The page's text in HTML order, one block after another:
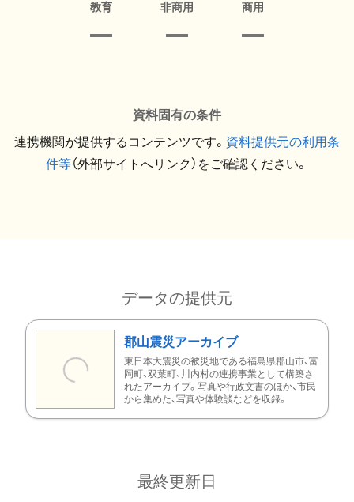
教育 非商用 商用
資料固有の条件
連携機関が提供するコンテンツです。 資料提供元の利用条
件等（外部サイトへリンク）をご確認ください。
データの提供元
郡山震災アーカイブ
東日本大震災の被災地である福島県郡山市、富
岡町、双葉町、川内村の連携事業として構築さ
れたアーカイブ。写真や行政文書のほか、市民
から集めた、写真や体験談などを収録。
最終更新日